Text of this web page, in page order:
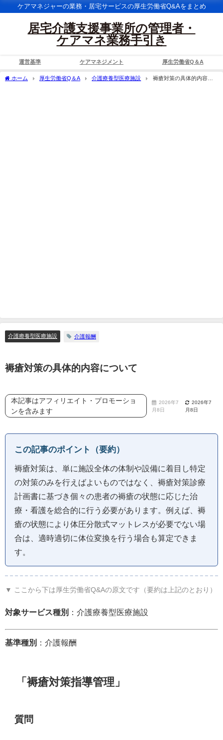
ケアマネジャーの業務・居宅サービスの厚生労働省Q&Aをまとめ
居宅介護支援事業所の管理者・
ケアマネ業務手引き
運営基準 ケアマネジメント 厚生労働省Q＆A
ホーム 厚生労働省Q＆A 介護療養型医療施設
褥瘡対策の具体的内容に
介護療養型医療施設 介護報酬
褥瘡対策の具体的内容について
本記事はアフィリエイト・プロモーショ
ンを含みます
2026年7
月8日
2026年7
月8日
この記事のポイント（要約）
褥瘡対策は、単に施設全体の体制や設備に着目し特定
の対策のみを行えばよいものではなく、褥瘡対策診療
計画書に基づき個々の患者の褥瘡の状態に応じた治
療・看護を総合的に行う必要があります。例えば、褥
瘡の状態により体圧分散式マットレスが必要でない場
合は、適時適切に体位変換を行う場合も算定できま
す。
▼ ここから下は厚生労働省Q&Aの原文です（要約は上記のとおり）
対象サービス種別 ：介護療養型医療施設
基準種別 ：介護報酬
「褥瘡対策指導管理」
質問